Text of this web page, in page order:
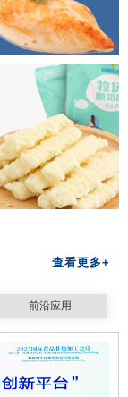
查看更多+
前沿应用